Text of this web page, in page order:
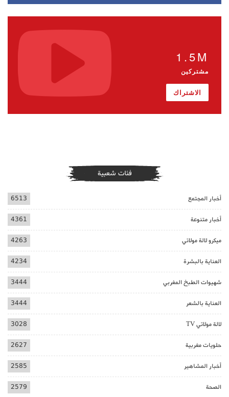
1.5M
مشتركين
الاشتراك
فئات شعبية
أخبار المجتمع 6513
أخبار متنوعة 4361
ميكرو لالة مولاتي 4263
العناية بالبشرة 4234
شهيوات الطبخ المغربي 3444
العناية بالشعر 3444
لالة مولاتي TV 3028
حلويات مغربية 2627
أخبار المشاهير 2585
الصحة 2579